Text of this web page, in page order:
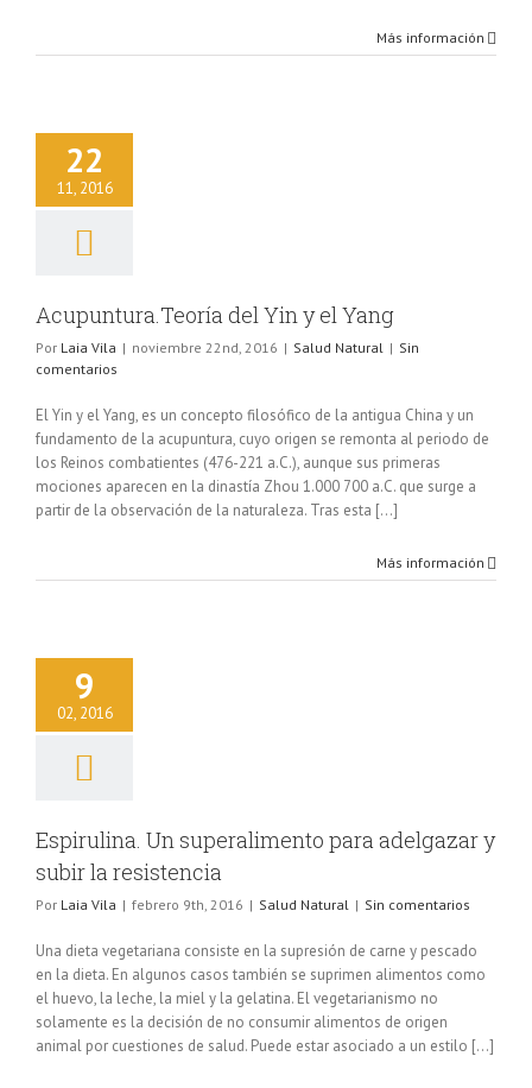
Más información
22
11, 2016
del Yin
Natural
Acupuntura.Teoría del Yin y el Yang
Por Laia Vila | noviembre 22nd, 2016 | Salud Natural | Sin
comentarios
El Yin y el Yang, es un concepto filosófico de la antigua China y un
fundamento de la acupuntura, cuyo origen se remonta al periodo de
los Reinos combatientes (476-221 a.C.), aunque sus primeras
mociones aparecen en la dinastía Zhou 1.000 700 a.C. que surge a
partir de la observación de la naturaleza. Tras esta [...]
Más información
9
02, 2016
para
y subir la
Natural
Espirulina. Un superalimento para adelgazar y
subir la resistencia
Por Laia Vila | febrero 9th, 2016 | Salud Natural | Sin comentarios
Una dieta vegetariana consiste en la supresión de carne y pescado
en la dieta. En algunos casos también se suprimen alimentos como
el huevo, la leche, la miel y la gelatina. El vegetarianismo no
solamente es la decisión de no consumir alimentos de origen
animal por cuestiones de salud. Puede estar asociado a un estilo [...]